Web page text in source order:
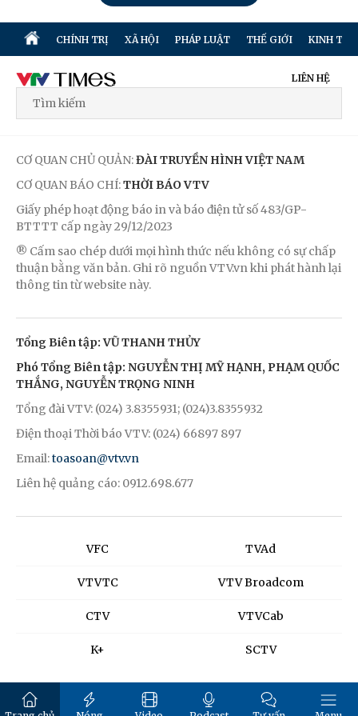
CHÍNH TRỊ XÃ HỘI PHÁP LUẬT THẾ GIỚI KINH TẾ
LIÊN HỆ
CƠ QUAN CHỦ QUẢN:ĐÀI TRUYỀN HÌNH VIỆT NAM
CƠ QUAN BÁO CHÍ:THỜI BÁO VTV
Giấy phép hoạt động báo in và báo điện tử số 483/GP-
BTTTT cấp ngày 29/12/2023
® Cấm sao chép dưới mọi hình thức nếu không có sự chấp
thuận bằng văn bản. Ghi rõ nguồn VTV.vn khi phát hành lại
thông tin từ website này.
Tổng Biên tập: VŨ THANH THỦY
Phó Tổng Biên tập: NGUYỄN THỊ MỸ HẠNH, PHẠM QUỐC
THẮNG, NGUYỄN TRỌNG NINH
Tổng đài VTV: (024) 3.8355931; (024)3.8355932
Điện thoại Thời báo VTV: (024) 66897 897
Email:toasoan@vtv.vn
Liên hệ quảng cáo: 0912.698.677
VFC
VTVTC
CTV
K+
TVAd
VTV Broadcom
VTVCab
SCTV